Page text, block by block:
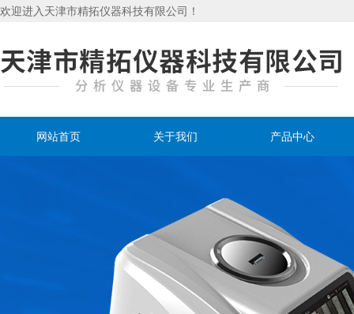
欢迎进入天津市精拓仪器科技有限公司！
网站首页 关于我们 产品中心